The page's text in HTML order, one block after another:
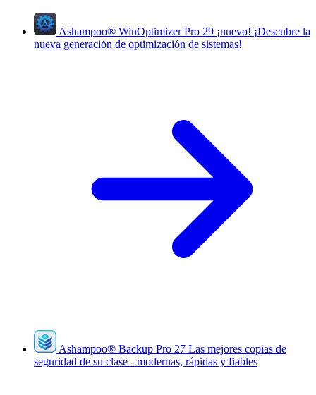
Ashampoo® WinOptimizer Pro 29 ¡nuevo! ¡Descubre la
nueva generación de optimización de sistemas!
Ashampoo® Backup Pro 27 Las mejores copias de
seguridad de su clase - modernas, rápidas y fiables